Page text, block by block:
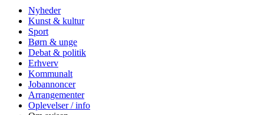
Nyheder
Kunst & kultur
Sport
Børn & unge
Debat & politik
Erhverv
Kommunalt
Jobannoncer
Arrangementer
Oplevelser / info